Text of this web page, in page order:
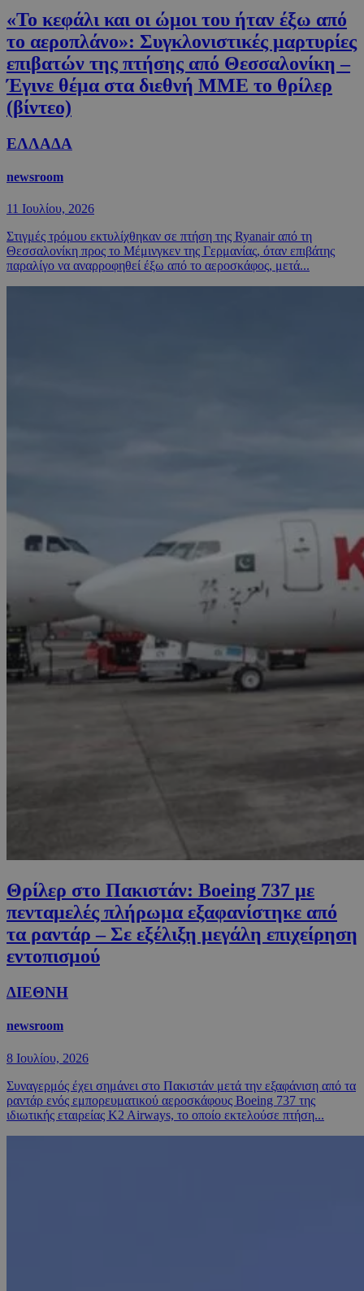
«Το κεφάλι και οι ώμοι του ήταν έξω από
το αεροπλάνο»: Συγκλονιστικές μαρτυρίες
επιβατών της πτήσης από Θεσσαλονίκη –
Έγινε θέμα στα διεθνή ΜΜΕ το θρίλερ
(βίντεο)
ΕΛΛΑΔΑ
newsroom
11 Ιουλίου, 2026
Στιγμές τρόμου εκτυλίχθηκαν σε πτήση της Ryanair από τη
Θεσσαλονίκη προς το Μέμινγκεν της Γερμανίας, όταν επιβάτης
παραλίγο να αναρροφηθεί έξω από το αεροσκάφος, μετά...
Θρίλερ στο Πακιστάν: Boeing 737 με
πενταμελές πλήρωμα εξαφανίστηκε από
τα ραντάρ – Σε εξέλιξη μεγάλη επιχείρηση
εντοπισμού
ΔΙΕΘΝΗ
newsroom
8 Ιουλίου, 2026
Συναγερμός έχει σημάνει στο Πακιστάν μετά την εξαφάνιση από τα
ραντάρ ενός εμπορευματικού αεροσκάφους Boeing 737 της
ιδιωτικής εταιρείας K2 Airways, το οποίο εκτελούσε πτήση...